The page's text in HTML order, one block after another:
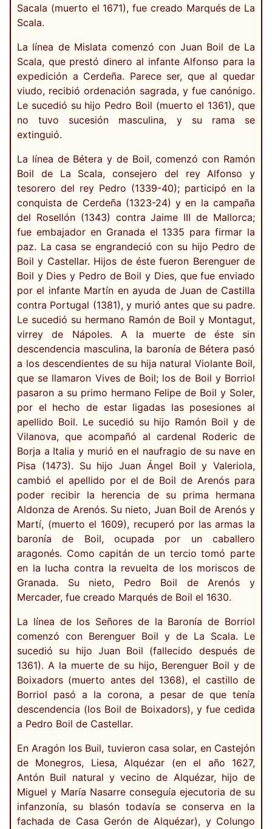
Sacala (muerto el 1671), fue creado Marqués de La
Scala.
La línea de Mislata comenzó con Juan Boil de La
Scala, que prestó dinero al infante Alfonso para la
expedición a Cerdeña. Parece ser, que al quedar
viudo, recibió ordenación sagrada, y fue canónigo.
Le sucedió su hijo Pedro Boil (muerto el 1361), que
no tuvo sucesión masculina, y su rama se
extinguió.
La línea de Bétera y de Boil, comenzó con Ramón
Boil de La Scala, consejero del rey Alfonso y
tesorero del rey Pedro (1339-40); participó en la
conquista de Cerdeña (1323-24) y en la campaña
del Rosellón (1343) contra Jaime III de Mallorca;
fue embajador en Granada el 1335 para firmar la
paz. La casa se engrandeció con su hijo Pedro de
Boil y Castellar. Hijos de éste fueron Berenguer de
Boil y Dies y Pedro de Boil y Dies, que fue enviado
por el infante Martín en ayuda de Juan de Castilla
contra Portugal (1381), y murió antes que su padre.
Le sucedió su hermano Ramón de Boil y Montagut,
virrey de Nápoles. A la muerte de éste sin
descendencia masculina, la baronía de Bétera pasó
a los descendientes de su hija natural Violante Boil,
que se llamaron Vives de Boil; los de Boil y Borriol
pasaron a su primo hermano Felipe de Boil y Soler,
por el hecho de estar ligadas las posesiones al
apellido Boil. Le sucedió su hijo Ramón Boil y de
Vilanova, que acompañó al cardenal Roderic de
Borja a Italia y murió en el naufragio de su nave en
Pisa (1473). Su hijo Juan Ángel Boil y Valeriola,
cambió el apellido por el de Boil de Arenós para
poder recibir la herencia de su prima hermana
Aldonza de Arenós. Su nieto, Juan Boil de Arenós y
Martí, (muerto el 1609), recuperó por las armas la
baronía de Boil, ocupada por un caballero
aragonés. Como capitán de un tercio tomó parte
en la lucha contra la revuelta de los moriscos de
Granada. Su nieto, Pedro Boil de Arenós y
Mercader, fue creado Marqués de Boil el 1630.
La línea de los Señores de la Baronía de Borriol
comenzó con Berenguer Boil y de La Scala. Le
sucedió su hijo Juan Boil (fallecido después de
1361). A la muerte de su hijo, Berenguer Boil y de
Boixadors (muerto antes del 1368), el castillo de
Borriol pasó a la corona, a pesar de que tenía
descendencia (los Boil de Boixadors), y fue cedida
a Pedro Boil de Castellar.
En Aragón los Buil, tuvieron casa solar, en Castejón
de Monegros, Liesa, Alquézar (en el año 1627,
Antón Buil natural y vecino de Alquézar, hijo de
Miguel y María Nasarre conseguía ejecutoria de su
infanzonía, su blasón todavía se conserva en la
fachada de Casa Gerón de Alquézar), y Colungo